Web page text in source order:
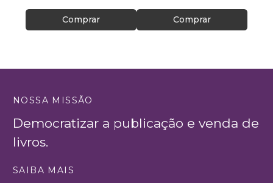
Comprar Comprar
NOSSA MISSÃO
Democratizar a publicação e venda de
livros.
SAIBA MAIS